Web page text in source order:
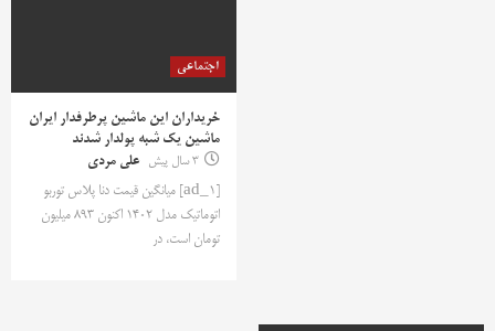
اجتماعی
خریداران این ماشین پرطرفدار ایران
ماشین یک شبه پولدار شدند
3 سال پیش
علی مردی
[ad_1] میانگین قیمت دنا پلاس توربو
اتوماتیک مدل 1402 اکنون 893 میلیون
تومان است، در